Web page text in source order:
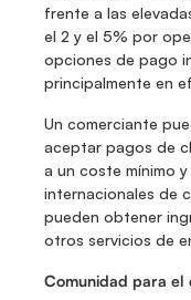
frente a las
el 2 y el 5% por
opciones de pago
principalmente en
Un comerciante
aceptar pagos de
a un coste mínimo
internacionales de
pueden obtener
otros servicios de
Comunidad para el